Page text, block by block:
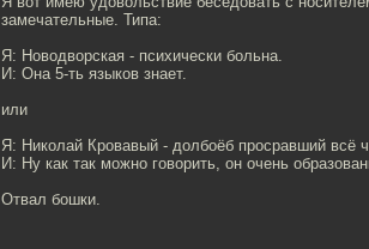
замечательные. Типа:
Я: Новодворская - психически больна.
И: Она 5-ть языков знает.
или
Я: Николай Кровавый - долбоёб просравший всё
И: Ну как так можно говорить, он очень
Отвал бошки.